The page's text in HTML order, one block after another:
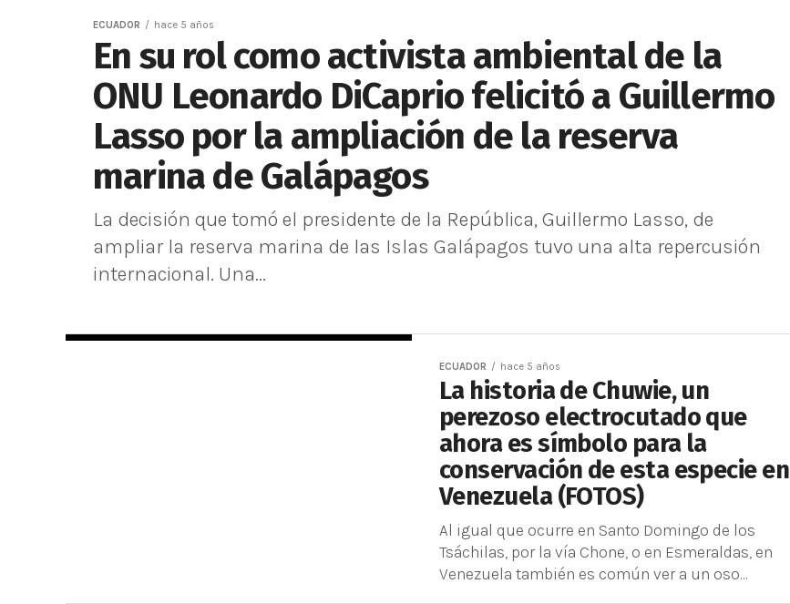
ECUADOR hace 5 años
En su rol como activista ambiental de la
ONU Leonardo DiCaprio felicitó a Guillermo
Lasso por la ampliación de la reserva
marina de Galápagos
La decisión que tomó el presidente de la República, Guillermo Lasso, de
ampliar la reserva marina de las Islas Galápagos tuvo una alta repercusión
internacional. Una...
ECUADOR hace 5 años
La historia de Chuwie, un
perezoso electrocutado que
ahora es símbolo para la
conservación de esta especie en
Venezuela (FOTOS)
Al igual que ocurre en Santo Domingo de los
Tsáchilas, por la vía Chone, o en Esmeraldas, en
Venezuela también es común ver a un oso...